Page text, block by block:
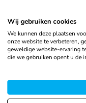
Klantenservice
Contact
& Trading B.V.
Wij gebruiken cookies
We kunnen deze plaatsen
onze website te verbeteren,
geweldige website-ervaring
die we gebruiken opent u de